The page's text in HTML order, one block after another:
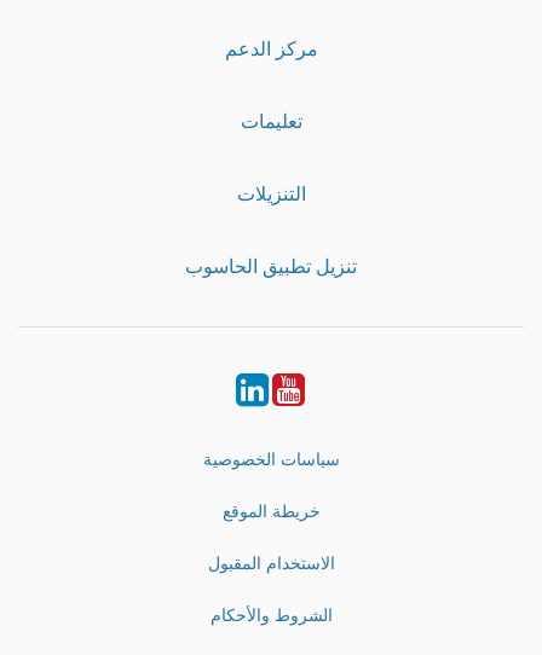
مركز الدعم
تعليمات
التنزيلات
تنزيل تطبيق الحاسوب
Youtube
LinkedIn
سياسات الخصوصية
خريطة الموقع
الاستخدام المقبول
الشروط والأحكام